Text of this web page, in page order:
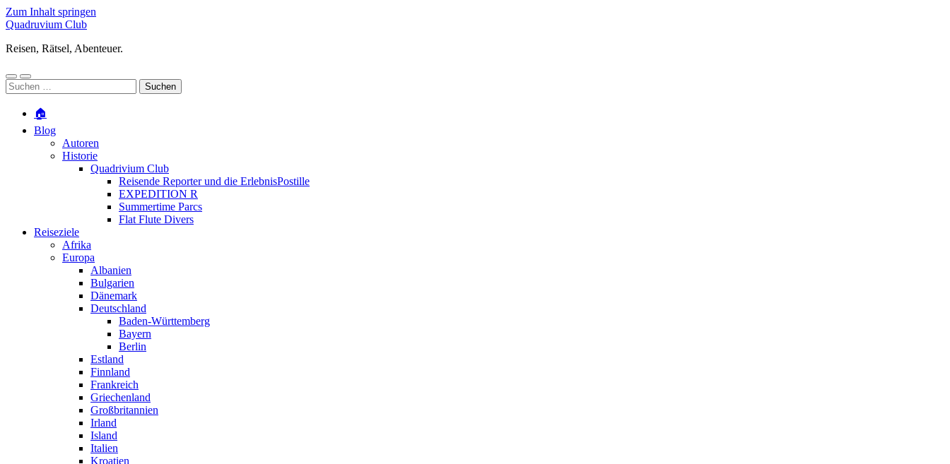
Zum Inhalt springen
Quadruvium Club
Reisen, Rätsel, Abenteuer.
Mobile-
Menü
Suchfeld
ein-/ausblenden
Suchen
nach:
🏠
Blog
Autoren
Historie
Quadrivium Club
Reisende Reporter und die ErlebnisPostille
EXPEDITION R
Summertime Parcs
Flat Flute Divers
Reiseziele
Afrika
Europa
Albanien
Bulgarien
Dänemark
Deutschland
Baden-Württemberg
Bayern
Berlin
Estland
Finnland
Frankreich
Griechenland
Großbritannien
Irland
Island
Italien
Kroatien